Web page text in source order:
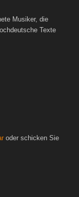
Musiker, die
Texte
oder schicken Sie